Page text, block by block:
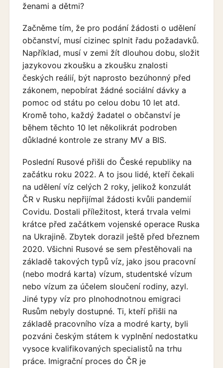
ženami a dětmi?
Začněme tím, že pro podání žádosti o udělení
občanství, musí cizinec splnit řadu požadavků.
Například, musí v zemi žít dlouhou dobu, složit
jazykovou zkoušku a zkoušku znalosti
českých reálií, být naprosto bezúhonný před
zákonem, nepobírat žádné sociální dávky a
pomoc od státu po celou dobu 10 let atd.
Kromě toho, každý žadatel o občanství je
během těchto 10 let několikrát podroben
důkladné kontrole ze strany MV a BIS.
Poslední Rusové přišli do České republiky na
začátku roku 2022. A to jsou lidé, kteří čekali
na udělení víz celých 2 roky, jelikož konzulát
ČR v Rusku nepřijímal žádosti kvůli pandemií
Covidu. Dostali příležitost, která trvala velmi
krátce před začátkem vojenské operace Ruska
na Ukrajině. Zbytek dorazil ještě před březnem
2020. Všichni Rusové se sem přestěhovali na
základě takových typů víz, jako jsou pracovní
(nebo modrá karta) vízum, studentské vízum
nebo vízum za účelem sloučení rodiny, azyl.
Jiné typy víz pro plnohodnotnou emigraci
Rusům nebyly dostupné. Ti, kteří přišli na
základě pracovního víza a modré karty, byli
pozváni českým státem k vyplnění nedostatku
vysoce kvalifikovaných specialistů na trhu
práce. Imigrační proces do ČR je